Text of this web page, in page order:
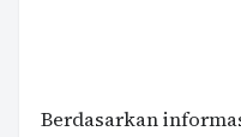
Berdasarkan